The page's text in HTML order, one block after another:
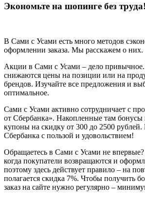
Экономьте на шопинге без труда!
В Сами с Усами есть много методов
оформлении заказа. Мы расскажем о них.
Акции в Сами с Усами – дело привычное.
снижаются цены на позиции или на
брендов. Изучайте все предложения и
оптимальное.
Сами с Усами активно сотрудничает с
от Сбербанка». Накопленные там
купоны на скидку от 300 до 2500 рублей.
Сбербанка с пользой и удовольствием!
Обращаетесь в Сами с Усами не
когда покупатели возвращаются и
поэтому здесь действует правило – на
полагается скидка 7%. Чтобы получить
заказ на сайте нужно регулярно –